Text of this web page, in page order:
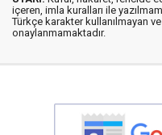
içeren, imla kuralları ile
Türkçe karakter kullanılmayan
onaylanmamaktadır.